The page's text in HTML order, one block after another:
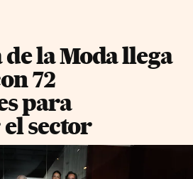
de la Moda llega
72
para
sector